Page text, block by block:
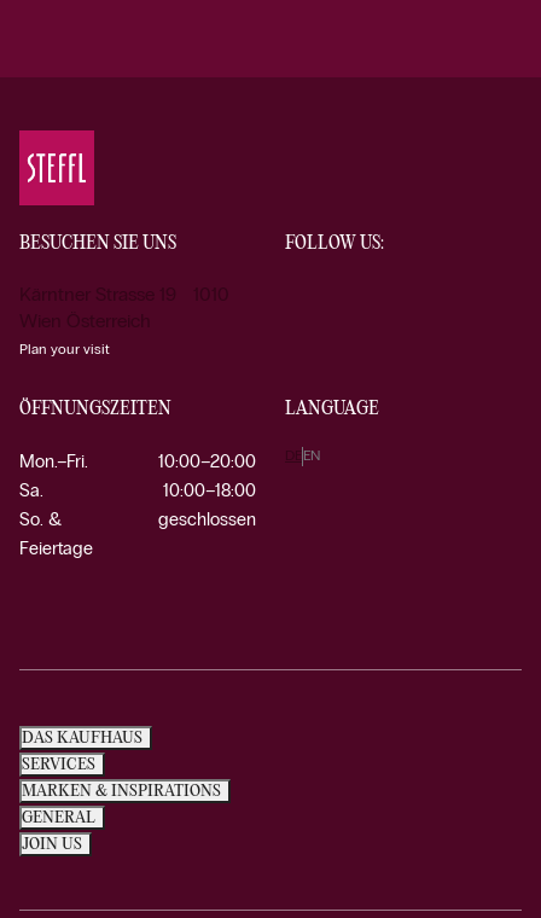
BESUCHEN SIE UNS
Kärntner Strasse 19 1010
Wien Österreich
Plan your visit
FOLLOW US:
ÖFFNUNGSZEITEN
Mon.–Fri.
10:00–20:00
Sa.
10:00–18:00
So. &
Feiertage
geschlossen
LANGUAGE
DE EN
DAS KAUFHAUS
SERVICES
MARKEN & INSPIRATIONS
GENERAL
JOIN US